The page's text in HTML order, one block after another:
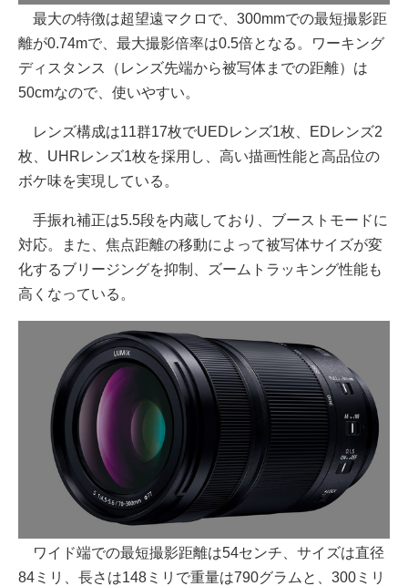
最大の特徴は超望遠マクロで、300mmでの最短撮影距
離が0.74mで、最大撮影倍率は0.5倍となる。ワーキング
ディスタンス（レンズ先端から被写体までの距離）は
50cmなので、使いやすい。
レンズ構成は11群17枚でUEDレンズ1枚、EDレンズ2
枚、UHRレンズ1枚を採用し、高い描画性能と高品位の
ボケ味を実現している。
手振れ補正は5.5段を内蔵しており、ブーストモードに
対応。また、焦点距離の移動によって被写体サイズが変
化するブリージングを抑制、ズームトラッキング性能も
高くなっている。
ワイド端での最短撮影距離は54センチ、サイズは直径
84ミリ、長さは148ミリで重量は790グラムと、300ミリ